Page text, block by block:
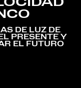
DE LUZ DE
PRESENTE Y
EL FUTURO